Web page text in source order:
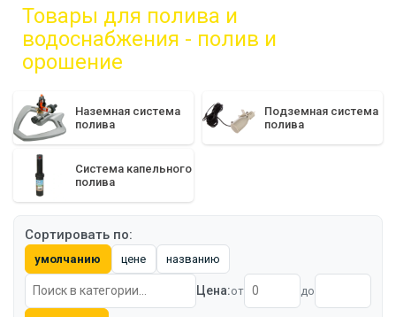
Товары для полива и
водоснабжения - полив и
орошение
Наземная система
полива
Подземная система
полива
Система капельного
полива
Сортировать по:
умолчанию цене названию
Цена:от до